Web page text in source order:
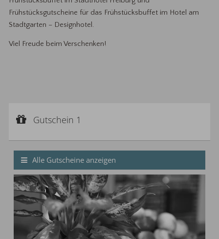
Frühstücksgutscheine für das Frühstücksbuffet im Hotel am
Stadtgarten – Designhotel.
Viel Freude beim Verschenken!
Gutscheinwert:
Gutschein 1
Alle Gutscheine anzeigen